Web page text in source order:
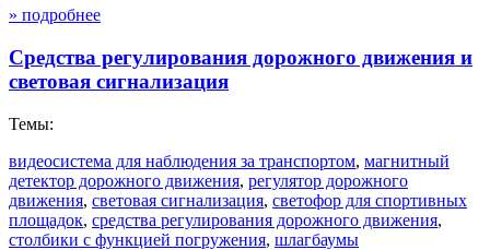
» подробнее
Средства регулирования дорожного движения и
световая сигнализация
Темы:
видеосистема для наблюдения за транспортом, магнитный
детектор дорожного движения, регулятор дорожного
движения, световая сигнализация, светофор для спортивных
площадок, средства регулирования дорожного движения,
столбики с функцией погружения, шлагбаумы